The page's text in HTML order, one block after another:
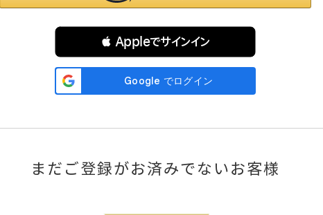
 Appleでサインイン
まだご登録がお済みでないお客様